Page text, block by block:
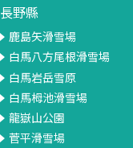
長野縣
鹿島矢滑雪場
白馬八方尾根滑雪場
白馬岩岳雪原
白馬栂池滑雪場
龍嶽山公園
菅平滑雪場